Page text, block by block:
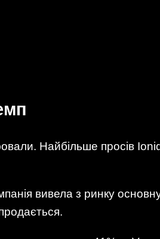
Найбільше просів
вивела з ринку